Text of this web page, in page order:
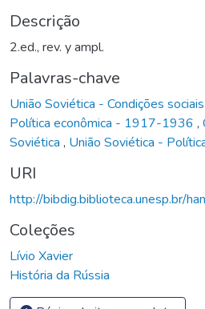
Descrição
2.ed., rev. y ampl.
Palavras-chave
União Soviética - Condições sociais
Política econômica - 1917-1936 ,
Soviética , União Soviética -
URI
http://bibdig.biblioteca.unesp.br/
Coleções
Lívio Xavier
História da Rússia